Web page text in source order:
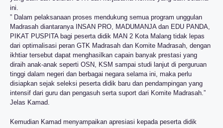
ini.
” Dalam pelaksanaan proses mendukung semua program unggulan
Madrasah diantaranya INSAN PRO, MADUMANJA dan EDU PANDA,
PIKAT PUSPITA bagi peserta didik MAN 2 Kota Malang tidak lepas
dari optimalisasi peran GTK Madrasah dan Komite Madrasah, dengan
ikhtiar tersebut dapat menghasilkan capain banyak prestasi yang
diraih anak-anak seperti OSN, KSM sampai studi lanjut di perguruan
tinggi dalam negeri dan berbagai negara selama ini, maka perlu
disiapkan sejak seleksi peserta didik baru dan pendampingan yang
intensif dari guru dan pengasuh serta suport dari Komite Madrasah.”
Jelas Kamad.
Kemudian Kamad menyampaikan apresiasi kepada peserta didik